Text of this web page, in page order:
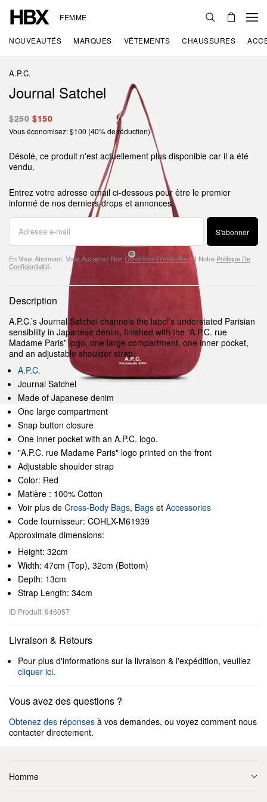
FEMME
NOUVEAUTÉS MARQUES VÊTEMENTS CHAUSSURES
A.P.C.
Journal Satchel
$250 $150
Vous économisez: $100 (40% de réduction)
Désolé, ce produit n'est actuellement plus disponible car il a été
vendu.
Entrez votre adresse email ci-dessous pour être le premier
informé de nos derniers drops et annonces.
S'abonner
En Vous Abonnant, Vous Acceptez Nos Conditions D'utilisation Et Notre Politique De
Confidentialité
Description
A.P.C.’s Journal Satchel channels the label’s understated Parisian
sensibility in Japanese denim, finished with the “A.P.C. rue
Madame Paris” logo, one large compartment, one inner pocket,
and an adjustable shoulder strap.
A.P.C.
Journal Satchel
Made of Japanese denim
One large compartment
Snap button closure
One inner pocket with an A.P.C. logo.
"A.P.C. rue Madame Paris" logo printed on the front
Adjustable shoulder strap
Color: Red
Matière : 100% Cotton
Voir plus de Cross-Body Bags, Bags et Accessories
Code fournisseur: COHLX-M61939
Approximate dimensions:
Height: 32cm
Width: 47cm (Top), 32cm (Bottom)
Depth: 13cm
Strap Length: 34cm
ID Produit: 946057
Livraison & Retours
Pour plus d'informations sur la livraison & l'expédition, veuillez
cliquer ici.
Vous avez des questions ?
Obtenez des réponses à vos demandes, ou voyez comment nous
contacter directement.
Homme